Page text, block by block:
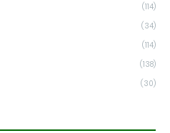
(114)
(34)
(114)
(138)
(30)